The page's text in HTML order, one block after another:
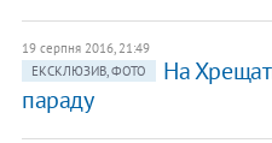
19 серпня 2016, 21:49
ЕКСКЛЮЗИВ, ФОТО
На
параду